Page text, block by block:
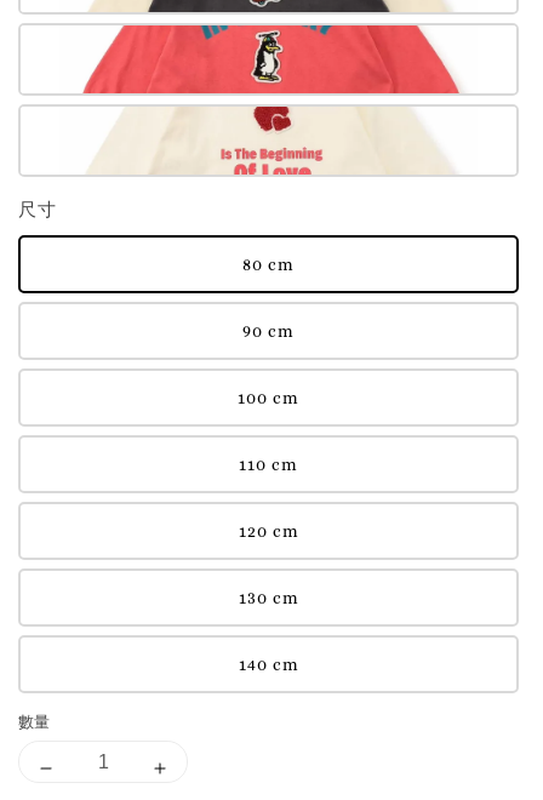
尺寸
80 cm
90 cm
100 cm
110 cm
120 cm
130 cm
140 cm
數量